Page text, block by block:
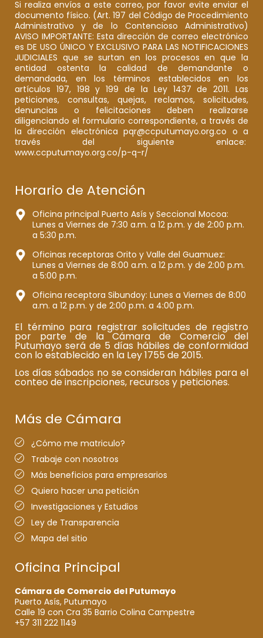
Si realiza envíos a este correo, por favor evite enviar el
documento físico. (Art. 197 del Código de Procedimiento
Administrativo y de lo Contencioso Administrativo)
AVISO IMPORTANTE: Esta dirección de correo electrónico
es DE USO ÚNICO Y EXCLUSIVO PARA LAS NOTIFICACIONES
JUDICIALES que se surtan en los procesos en que la
entidad ostenta la calidad de demandante o
demandada, en los términos establecidos en los
artículos 197, 198 y 199 de la Ley 1437 de 2011. Las
peticiones, consultas, quejas, reclamos, solicitudes,
denuncias o felicitaciones deben realizarse
diligenciando el formulario correspondiente, a través de
la dirección electrónica pqr@ccputumayo.org.co o a
través del siguiente enlace:
www.ccputumayo.org.co/p-q-r/
Horario de Atención
Oficina principal Puerto Asís y Seccional Mocoa:
Lunes a Viernes de 7:30 a.m. a 12 p.m. y de 2:00 p.m.
a 5:30 p.m.
Oficinas receptoras Orito y Valle del Guamuez:
Lunes a Viernes de 8:00 a.m. a 12 p.m. y de 2:00 p.m.
a 5:00 p.m.
Oficina receptora Sibundoy: Lunes a Viernes de 8:00
a.m. a 12 p.m. y de 2:00 p.m. a 4:00 p.m.
El término para registrar solicitudes de registro
por parte de la Cámara de Comercio del
Putumayo será de 5 días hábiles de conformidad
con lo establecido en la Ley 1755 de 2015.
Los días sábados no se consideran hábiles para el
conteo de inscripciones, recursos y peticiones.
Más de Cámara
¿Cómo me matriculo?
Trabaje con nosotros
Más beneficios para empresarios
Quiero hacer una petición
Investigaciones y Estudios
Ley de Transparencia
Mapa del sitio
Oficina Principal
Cámara de Comercio del Putumayo
Puerto Asís, Putumayo
Calle 19 con Cra 35 Barrio Colina Campestre
+57 311 222 1149